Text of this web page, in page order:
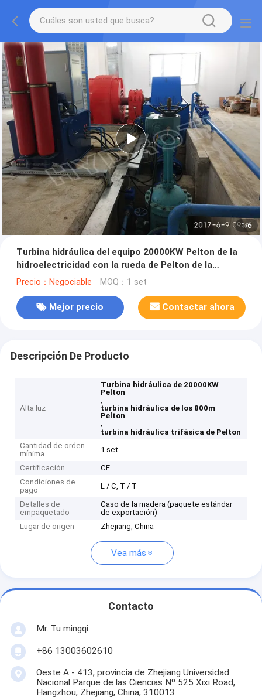
1/6
Turbina hidráulica del equipo 20000KW Pelton de la
hidroelectricidad con la rueda de Pelton de la
eficacia alta
Precio：Negociable MOQ：1 set
Mejor precio Contactar ahora
Descripción De Producto
Alta luz
Turbina hidráulica de 20000KW
Pelton
,
turbina hidráulica de los 800m
Pelton
,
turbina hidráulica trifásica de Pelton
Cantidad de orden
mínima
1 set
Certificación
CE
Condiciones de
pago
L / C, T / T
Detalles de
empaquetado
Caso de la madera (paquete estándar
de exportación)
Lugar de origen
Zhejiang, China
Vea más
Contacto
Mr. Tu mingqi
+86 13003602610
Oeste A - 413, provincia de Zhejiang Universidad
Nacional Parque de las Ciencias Nº 525 Xixi Road,
Hangzhou, Zhejiang, China, 310013